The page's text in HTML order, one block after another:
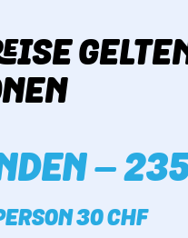
–
30 CHF